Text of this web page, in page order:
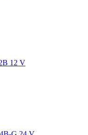
12 V